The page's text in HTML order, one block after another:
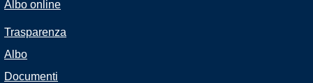
Albo online
Trasparenza
Albo
Documenti